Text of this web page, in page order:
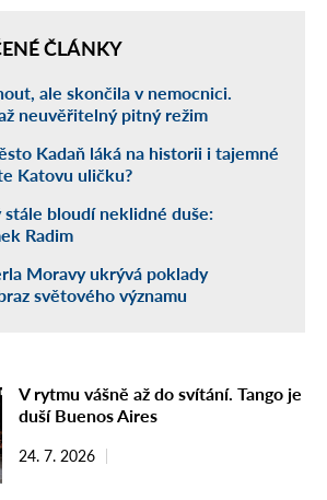
ČLÁNKY
ale skončila v nemocnici.
neuvěřitelný pitný režim
Kadaň láká na historii i tajemné
Katovu uličku?
stále bloudí neklidné duše:
Radim
Moravy ukrývá poklady
světového významu
V rytmu vášně až do svítání. Tango je
duší Buenos Aires
24. 7. 2026